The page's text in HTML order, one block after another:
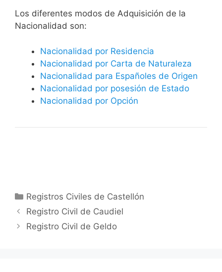
​​​Los diferentes modos de Adquisición de la
Nacionalidad son:
Nacionalidad por Residencia
Nacionalidad por Carta de Naturaleza
Nacionalidad para Españoles de Origen
Nacionalidad por posesión de Estado
Nacionalidad por Opción
Categorías
Registros Civiles de Castellón
Registro Civil de Caudiel
Registro Civil de Geldo